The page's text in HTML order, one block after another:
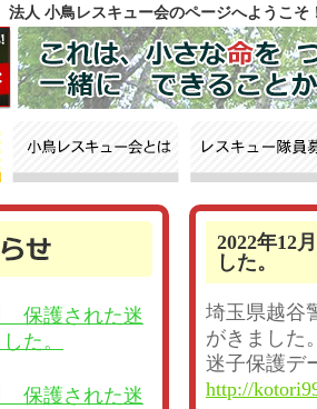
法人 小鳥レスキュー会のページへようこそ
保護された迷
た。
保護された迷
2022年12
した。
埼玉県越谷
がきました
迷子保護デ
http://